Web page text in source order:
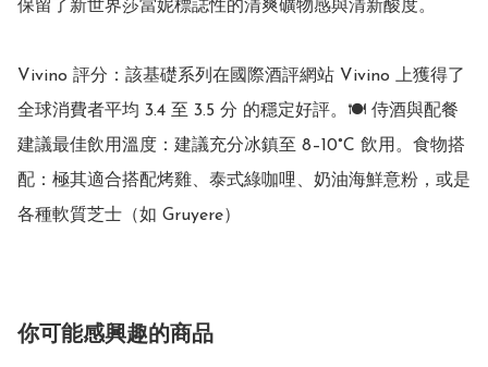
保留了新世界莎當妮標誌性的清爽礦物感與清新酸度。
Vivino 評分：該基礎系列在國際酒評網站 Vivino 上獲得了
全球消費者平均 3.4 至 3.5 分 的穩定好評。🍽️ 侍酒與配餐
建議最佳飲用溫度：建議充分冰鎮至 8–10°C 飲用。食物搭
配：極其適合搭配烤雞、泰式綠咖哩、奶油海鮮意粉，或是
各種軟質芝士（如 Gruyere）
你可能感興趣的商品